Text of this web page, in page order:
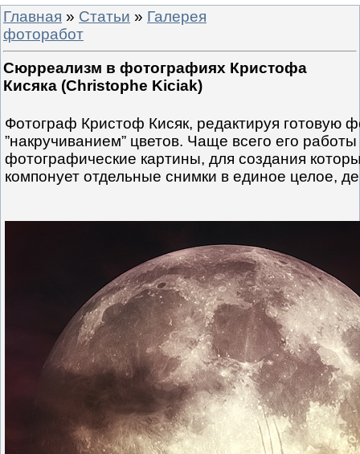
Главная » Статьи » Галерея
фоторабот
Сюрреализм в фотографиях Кристофа
Кисяка (Christophe Kiciak)
Фотограф Кристоф Кисяк, редактируя готовую
”накручиванием” цветов. Чаще всего его
фотографические картины, для создания
компонует отдельные снимки в единое целое,